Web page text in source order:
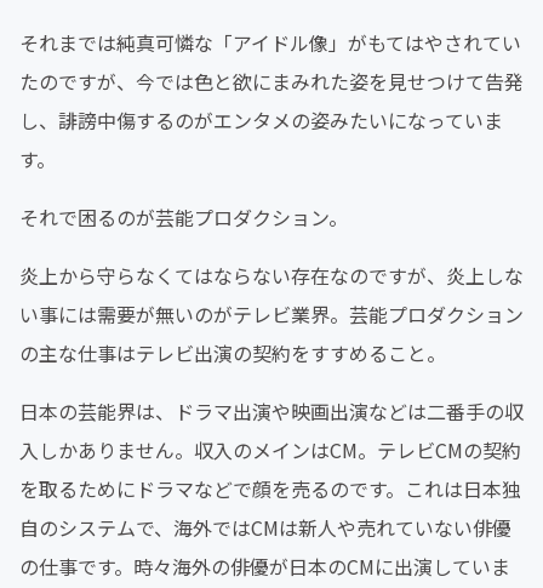
それまでは純真可憐な「アイドル像」がもてはやされてい
たのですが、今では色と欲にまみれた姿を見せつけて告発
し、誹謗中傷するのがエンタメの姿みたいになっていま
す。
それで困るのが芸能プロダクション。
炎上から守らなくてはならない存在なのですが、炎上しな
い事には需要が無いのがテレビ業界。芸能プロダクション
の主な仕事はテレビ出演の契約をすすめること。
日本の芸能界は、ドラマ出演や映画出演などは二番手の収
入しかありません。収入のメインはCM。テレビCMの契約
を取るためにドラマなどで顔を売るのです。これは日本独
自のシステムで、海外ではCMは新人や売れていない俳優
の仕事です。時々海外の俳優が日本のCMに出演していま